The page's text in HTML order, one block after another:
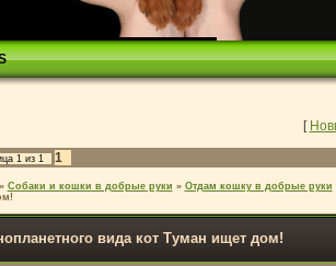
[
1из 1 1
» Собаки и кошки в добрые руки » Отдам кошку в добрые руки
вида кот Туман ищет дом!